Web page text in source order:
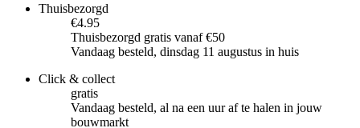
Thuisbezorgd
€4.95
Thuisbezorgd gratis vanaf €50
Vandaag besteld, dinsdag 11 augustus in huis
Click & collect
gratis
Vandaag besteld, al na een uur af te halen in jouw
bouwmarkt